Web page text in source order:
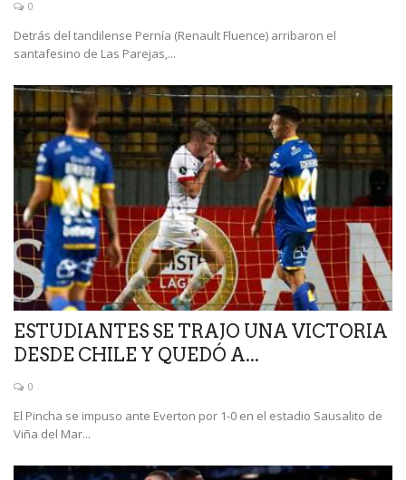
0
Detrás del tandilense Pernía (Renault Fluence) arribaron el
santafesino de Las Parejas,...
ESTUDIANTES SE TRAJO UNA VICTORIA
DESDE CHILE Y QUEDÓ A...
0
El Pincha se impuso ante Everton por 1-0 en el estadio Sausalito de
Viña del Mar...